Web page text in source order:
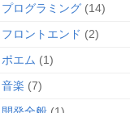
プログラミング (14)
フロントエンド (2)
ポエム (1)
音楽 (7)